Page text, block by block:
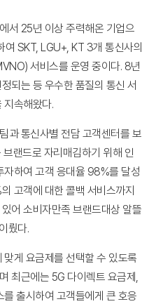
서 25년 이상 주력해온 기업으
SKT, LGU+, KT 3개 통신사의
서비스를 운영 중이다. 8년
되는 등 우수한 품질의 통신 서
지속해왔다.
과 통신사별 전담 고객센터를 보
랜드로 자리매김하기 위해 인
자하여 고객 응대율 98%를 달성
고객에 대한 콜백 서비스까지
어 소비자만족 브랜드대상 알뜰
뤘다.
게 요금제를 선택할 수 있도록
최근에는 5G 다이렉트 요금제,
출시하여 고객들에게 큰 호응